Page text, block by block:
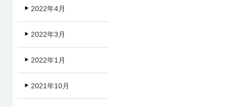
2022年4月
2022年3月
2022年1月
2021年10月